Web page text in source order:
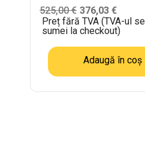
L:6870mm x
525,00€ 376,03 €
Preț fără TVA (TVA-ul
sumei la checkout)
Adaugă în coș